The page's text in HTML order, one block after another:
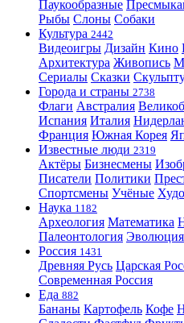
Паукообразные
Рыбы Слоны Собаки
Культура 2442
Видеоигры Дизайн Кино
Архитектура Живопись
Сериалы Сказки
Города и страны 2738
Флаги Австралия
Испания Италия
Франция Южная Корея
Известные люди 2319
Актёры Бизнесмены
Писатели Политики
Спортсмены Учёные
Наука 1182
Археология Математика
Палеонтология Эволюция
Россия 1431
Древняя Русь Царская
Современная Россия
Еда 882
Бананы Картофель Кофе